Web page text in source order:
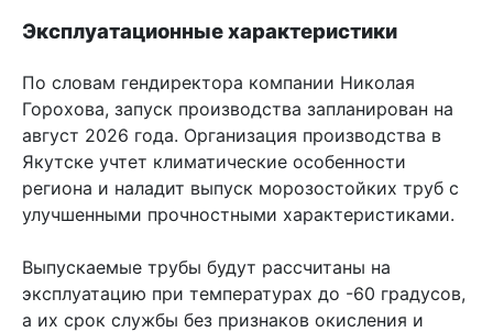
Эксплуатационные характеристики
По словам гендиректора компании Николая
Горохова, запуск производства запланирован на
август 2026 года. Организация производства в
Якутске учтет климатические особенности
региона и наладит выпуск морозостойких труб с
улучшенными прочностными характеристиками.
Выпускаемые трубы будут рассчитаны на
эксплуатацию при температурах до -60 градусов,
а их срок службы без признаков окисления и